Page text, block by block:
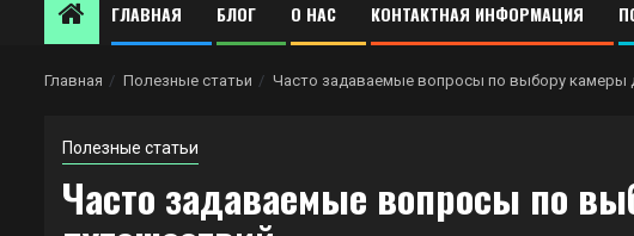
ГЛАВНАЯ БЛОГ О НАС КОНТАКТНАЯ ИНФОРМАЦИЯ
Главная Полезные статьи Часто задаваемые вопросы по выбору камеры
Полезные статьи
Часто задаваемые вопросы по